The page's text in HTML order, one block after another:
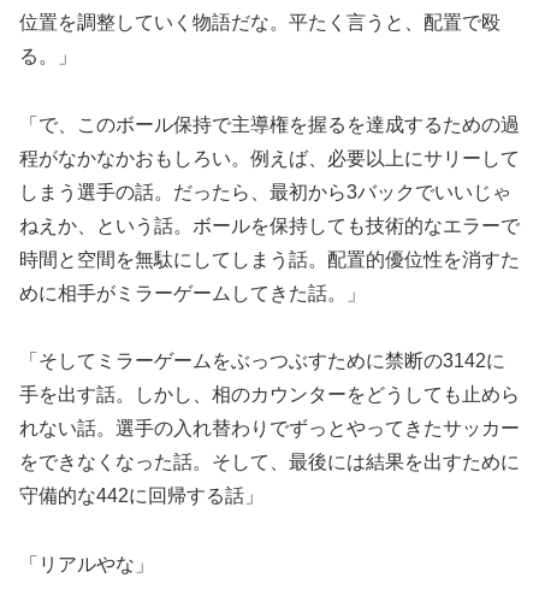
位置を調整していく物語だな。平たく言うと、配置で殴
る。」
「で、このボール保持で主導権を握るを達成するための過
程がなかなかおもしろい。例えば、必要以上にサリーして
しまう選手の話。だったら、最初から3バックでいいじゃ
ねえか、という話。ボールを保持しても技術的なエラーで
時間と空間を無駄にしてしまう話。配置的優位性を消すた
めに相手がミラーゲームしてきた話。」
「そしてミラーゲームをぶっつぶすために禁断の3142に
手を出す話。しかし、相のカウンターをどうしても止めら
れない話。選手の入れ替わりでずっとやってきたサッカー
をできなくなった話。そして、最後には結果を出すために
守備的な442に回帰する話」
「リアルやな」